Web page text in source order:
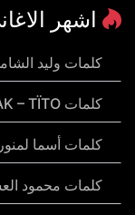
اشهر
كلمات وليد
كلمات DAK – TÏTO
كلمات أسما
كلمات محمود